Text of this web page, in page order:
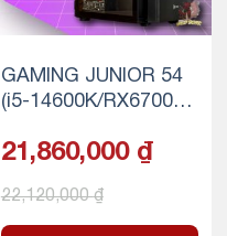
GAMING JUNIOR 54
(i5-14600K/RX6700X
SSD NVMe)
21,860,000 ₫
22,120,000₫